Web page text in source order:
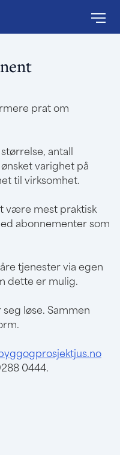
prat om
antall
varighet på
til virksomhet.
være mest praktisk
abonnementer som
tjenester via egen
dette er mulig.
løse. Sammen
0444.